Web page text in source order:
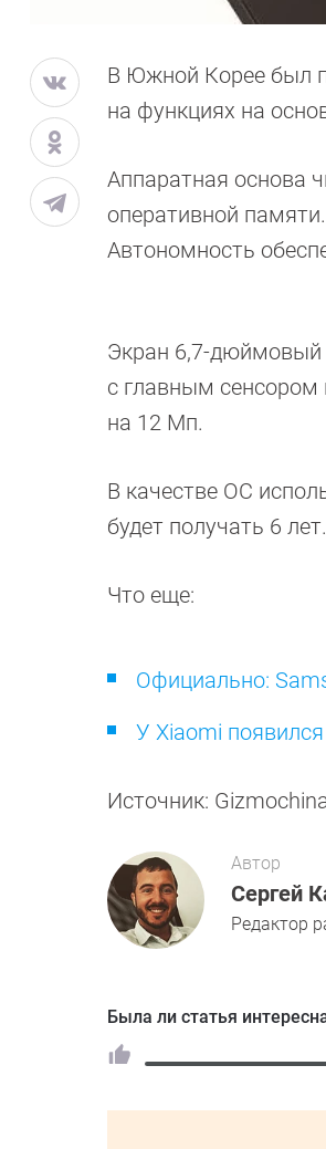
В Южной Корее был
на функциях на
Аппаратная основа
оперативной
Автономность
Экран 6,7-дюймовый
с главным
на 12 Мп.
В качестве ОС
будет получать 6 лет.
Что еще:
Официально:
У Xiaomi
Источник:
Автор
Сергей
Редактор
Была ли статья